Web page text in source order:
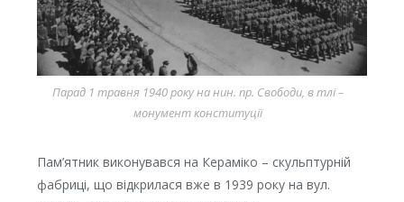
Парад 1 травня 1940 року на нин. пр. Свободи, в тлі –
монумент конституції
Пам’ятник виконувався на Кераміко – скульптурній
фабриці, що відкрилася вже в 1939 року на вул.